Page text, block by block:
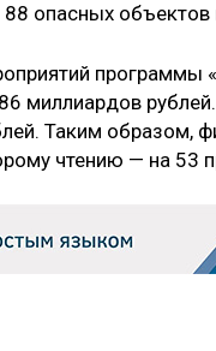
опасных
миллиардов
Таким образом,
чтению — на 53